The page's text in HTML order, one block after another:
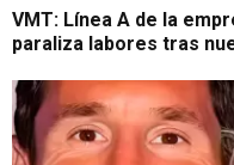
VMT: Línea A de la
paraliza labores tras